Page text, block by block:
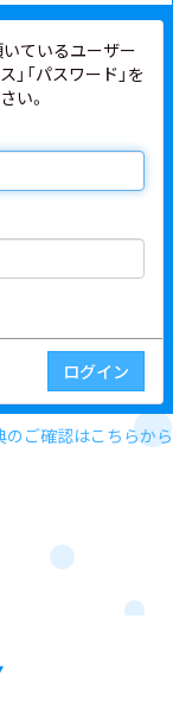
ているユーザー
「パスワード」を
い。
のご確認はこちらから